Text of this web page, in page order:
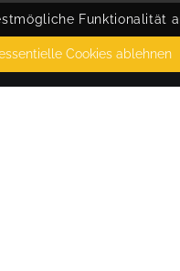
Funktionalität
Cookies ablehnen